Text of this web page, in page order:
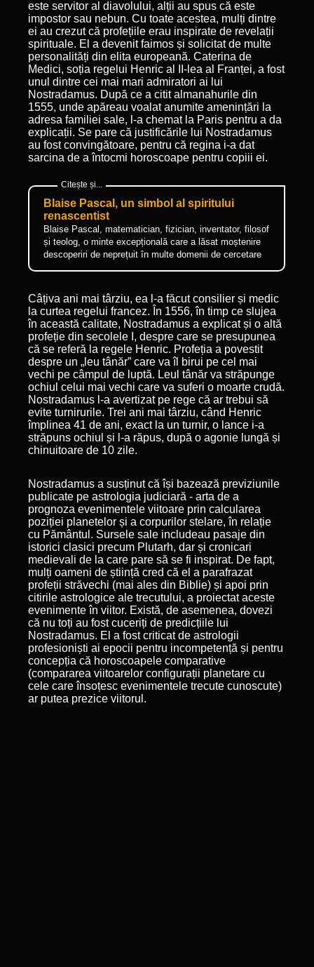
este servitor al diavolului, alții au spus că este
impostor sau nebun. Cu toate acestea, mulți dintre
ei au crezut că profețiile erau inspirate de revelații
spirituale. El a devenit faimos și solicitat de multe
personalități din elita europeană. Caterina de
Medici, soția regelui Henric al II-lea al Franței, a fost
unul dintre cei mai mari admiratori ai lui
Nostradamus. După ce a citit almanahurile din
1555, unde apăreau voalat anumite amenințări la
adresa familiei sale, l-a chemat la Paris pentru a da
explicații. Se pare că justificările lui Nostradamus
au fost convingătoare, pentru că regina i-a dat
sarcina de a întocmi horoscoape pentru copiii ei.
Blaise Pascal, un simbol al spiritului
renascentist
Blaise Pascal, matematician, fizician, inventator, filosof
și teolog, o minte excepțională care a lăsat moștenire
descoperiri de neprețuit în multe domenii de cercetare
Câțiva ani mai târziu, ea l-a făcut consilier și medic
la curtea regelui francez. În 1556, în timp ce slujea
în această calitate, Nostradamus a explicat și o altă
profeție din secolele I, despre care se presupunea
că se referă la regele Henric. Profeția a povestit
despre un „leu tânăr” care va îl birui pe cel mai
vechi pe câmpul de luptă. Leul tânăr va străpunge
ochiul celui mai vechi care va suferi o moarte crudă.
Nostradamus l-a avertizat pe rege că ar trebui să
evite turnirurile. Trei ani mai târziu, când Henric
împlinea 41 de ani, exact la un turnir, o lance i-a
străpuns ochiul și l-a răpus, după o agonie lungă și
chinuitoare de 10 zile.
Nostradamus a susținut că își bazează previziunile
publicate pe astrologia judiciară - arta de a
prognoza evenimentele viitoare prin calcularea
poziției planetelor și a corpurilor stelare, în relație
cu Pământul. Sursele sale includeau pasaje din
istorici clasici precum Plutarh, dar și cronicari
medievali de la care pare să se fi inspirat. De fapt,
mulți oameni de știință cred că el a parafrazat
profeții străvechi (mai ales din Biblie) și apoi prin
citirile astrologice ale trecutului, a proiectat aceste
evenimente în viitor. Există, de asemenea, dovezi
că nu toți au fost cuceriți de predicțiile lui
Nostradamus. El a fost criticat de astrologii
profesioniști ai epocii pentru incompetență și pentru
concepția că horoscoapele comparative
(compararea viitoarelor configurații planetare cu
cele care însoțesc evenimentele trecute cunoscute)
ar putea prezice viitorul.